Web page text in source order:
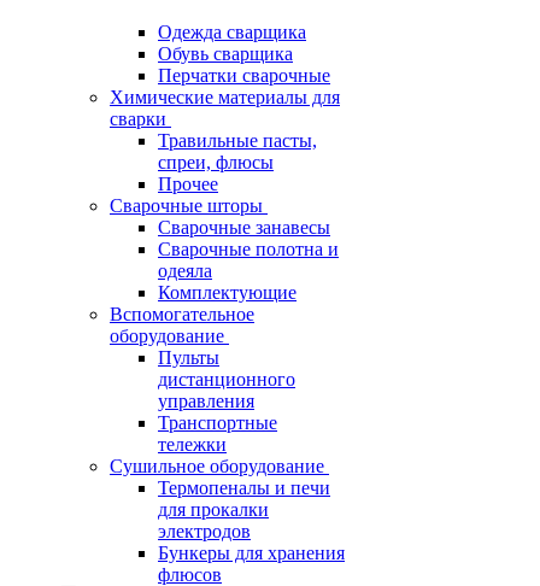
Одежда сварщика
Обувь сварщика
Перчатки сварочные
Химические материалы для
сварки
Травильные пасты,
спреи, флюсы
Прочее
Сварочные шторы
Сварочные занавесы
Сварочные полотна и
одеяла
Комплектующие
Вспомогательное
оборудование
Пульты
дистанционного
управления
Транспортные
тележки
Сушильное оборудование
Термопеналы и печи
для прокалки
электродов
Бункеры для хранения
флюсов